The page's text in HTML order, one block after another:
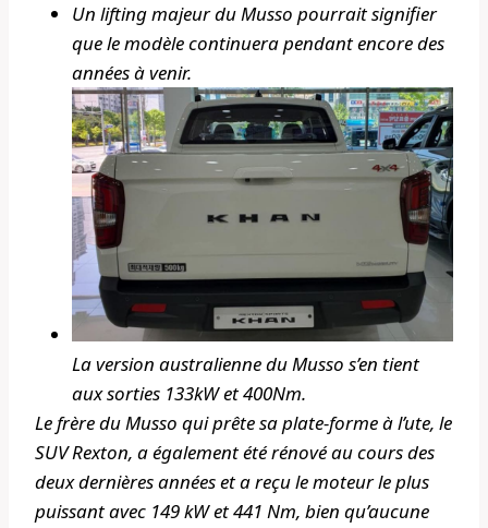
Un lifting majeur du Musso pourrait signifier
que le modèle continuera pendant encore des
années à venir.
La version australienne du Musso s’en tient
aux sorties 133kW et 400Nm.
Le frère du Musso qui prête sa plate-forme à l’ute, le
SUV Rexton, a également été rénové au cours des
deux dernières années et a reçu le moteur le plus
puissant avec 149 kW et 441 Nm, bien qu’aucune